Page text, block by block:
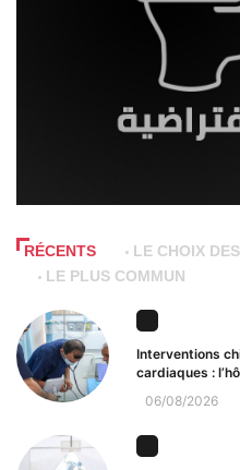
RÉCENTS
LE CHOIX
LE PLUS COMMUN
Interventions
cardiaques :
06/08/2026